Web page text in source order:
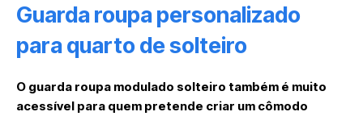
Guarda roupa personalizado
para quarto de solteiro
O guarda roupa modulado solteiro também é muito
acessível para quem pretende criar um cômodo